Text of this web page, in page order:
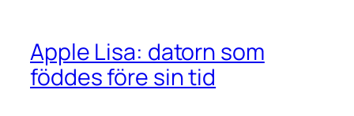
Apple Lisa: datorn som
föddes före sin tid